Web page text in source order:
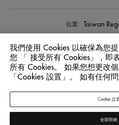
位置: Taiwan
語言: 中文
我們使用 Cookies 以確保為您
您 「 接受所有 Cookies」，即
所有 Cookies。 如果您想更改
「Cookies 設置」。 如有任何
Cookie 設
全部拒絕